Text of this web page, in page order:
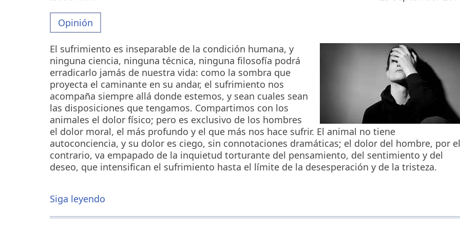
Opinión
El sufrimiento es inseparable de la condición humana, y
ninguna ciencia, ninguna técnica, ninguna filosofía podrá
erradicarlo jamás de nuestra vida: como la sombra que
proyecta el caminante en su andar, el sufrimiento nos
acompaña siempre allá donde estemos, y sean cuales sean
las disposiciones que tengamos. Compartimos con los
animales el dolor físico; pero es exclusivo de los hombres
el dolor moral, el más profundo y el que más nos hace sufrir. El animal no tiene
autoconciencia, y su dolor es ciego, sin connotaciones dramáticas; el dolor del hombre, por el
contrario, va empapado de la inquietud torturante del pensamiento, del sentimiento y del
deseo, que intensifican el sufrimiento hasta el límite de la desesperación y de la tristeza.
Siga leyendo
espiritualidad